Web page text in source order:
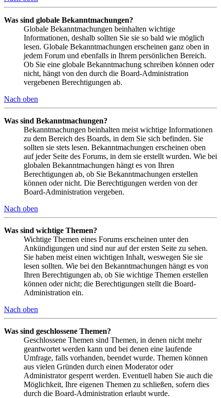
Was sind globale Bekanntmachungen?
Globale Bekanntmachungen beinhalten wichtige
Informationen, deshalb sollten Sie sie so bald wie möglich
lesen. Globale Bekanntmachungen erscheinen ganz oben in
jedem Forum und ebenfalls in Ihrem persönlichen Bereich.
Ob Sie eine globale Bekanntmachung schreiben können oder
nicht, hängt von den durch die Board-Administration
vergebenen Berechtigungen ab.
Nach oben
Was sind Bekanntmachungen?
Bekanntmachungen beinhalten meist wichtige Informationen
zu dem Bereich des Boards, in dem Sie sich befinden. Sie
sollten sie stets lesen. Bekanntmachungen erscheinen oben
auf jeder Seite des Forums, in dem sie erstellt wurden. Wie bei
globalen Bekanntmachungen hängt es von Ihren
Berechtigungen ab, ob Sie Bekanntmachungen erstellen
können oder nicht. Die Berechtigungen werden von der
Board-Administration vergeben.
Nach oben
Was sind wichtige Themen?
Wichtige Themen eines Forums erscheinen unter den
Ankündigungen und sind nur auf der ersten Seite zu sehen.
Sie haben meist einen wichtigen Inhalt, weswegen Sie sie
lesen sollten. Wie bei den Bekanntmachungen hängt es von
Ihren Berechtigungen ab, ob Sie wichtige Themen erstellen
können oder nicht; die Berechtigungen stellt die Board-
Administration ein.
Nach oben
Was sind geschlossene Themen?
Geschlossene Themen sind Themen, in denen nicht mehr
geantwortet werden kann und bei denen eine laufende
Umfrage, falls vorhanden, beendet wurde. Themen können
aus vielen Gründen durch einen Moderator oder
Administrator gesperrt werden. Eventuell haben Sie auch die
Möglichkeit, Ihre eigenen Themen zu schließen, sofern dies
durch die Board-Administration erlaubt wurde.